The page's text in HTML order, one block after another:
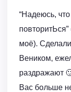
“Надеюсь,
моё).
Веником,
раздражают
Вас больше